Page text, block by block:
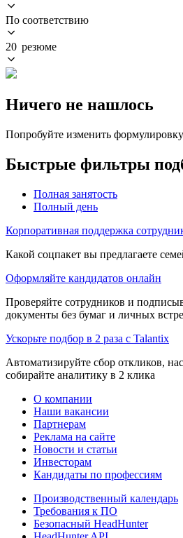
По соответствию
20 резюме
Ничего не нашлось
Попробуйте изменить
Быстрые фильтры
Полная занятость
Полный день
Корпоративная поддержка
Какой соцпакет вы предлагаете
Оформляйте кандидатов онлайн
Проверяйте сотрудников и
документы без бумаг и личных
Ускорьте подбор в 2 раза с Talantix
Автоматизируйте сбор откликов,
собирайте аналитику в 2 клика
О компании
Наши вакансии
Партнерам
Реклама на сайте
Новости и статьи
Инвесторам
Кандидаты по профессиям
Производственный календарь
Требования к ПО
Безопасный HeadHunter